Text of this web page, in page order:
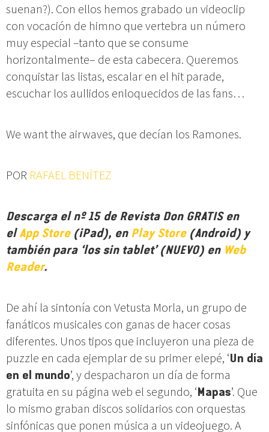
suenan?). Con ellos hemos grabado un videoclip
con vocación de himno que vertebra un número
muy especial –tanto que se consume
horizontalmente– de esta cabecera. Queremos
conquistar las listas, escalar en el hit parade,
escuchar los aullidos enloquecidos de las fans…
We want the airwaves, que decían los Ramones.
POR RAFAEL BENÍTEZ
Descarga el nº 15 de Revista Don GRATIS en
elApp Store(iPad), en Play Store(Android) y
también para ‘los sin tablet’ (NUEVO) en Web
Reader.
De ahí la sintonía con Vetusta Morla, un grupo de
fanáticos musicales con ganas de hacer cosas
diferentes. Unos tipos que incluyeron una pieza de
puzzle en cada ejemplar de su primer elepé, ‘Un día
en el mundo’, y despacharon un día de forma
gratuita en su página web el segundo, ‘Mapas’. Que
lo mismo graban discos solidarios con orquestas
sinfónicas que ponen música a un videojuego. A